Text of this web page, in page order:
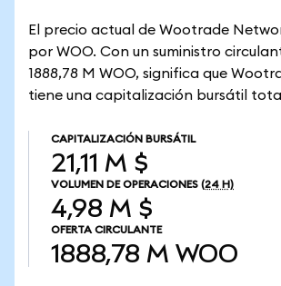
El precio actual de Wootrade
por WOO. Con un suministro
1888,78 M WOO, significa que
tiene una capitalización bursátil total
CAPITALIZACIÓN BURSÁTIL
21,11 M $
VOLUMEN DE OPERACIONES (24 H)
4,98 M $
OFERTA CIRCULANTE
1888,78 M WOO